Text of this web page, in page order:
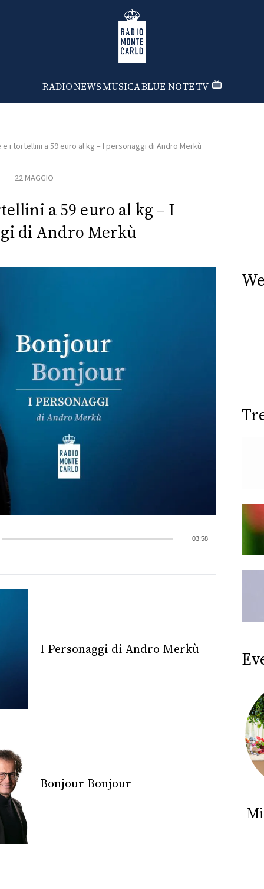
Radio Monte Carlo
RADIONEWSMUSICABLUE NOTETV
i tortellini a 59 euro al kg – I personaggi di Andro Merkù
22 MAGGIO
a 59 euro al kg – I
di Andro Merkù
03:58
I Personaggi di Andro Merkù
Bonjour Bonjour
Nick The Nightfly &